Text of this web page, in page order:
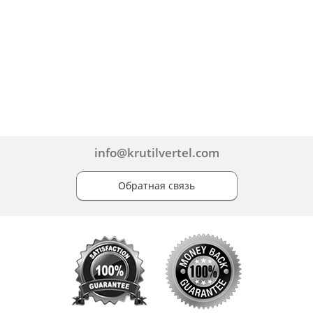
info@krutilvertel.com
Обратная связь